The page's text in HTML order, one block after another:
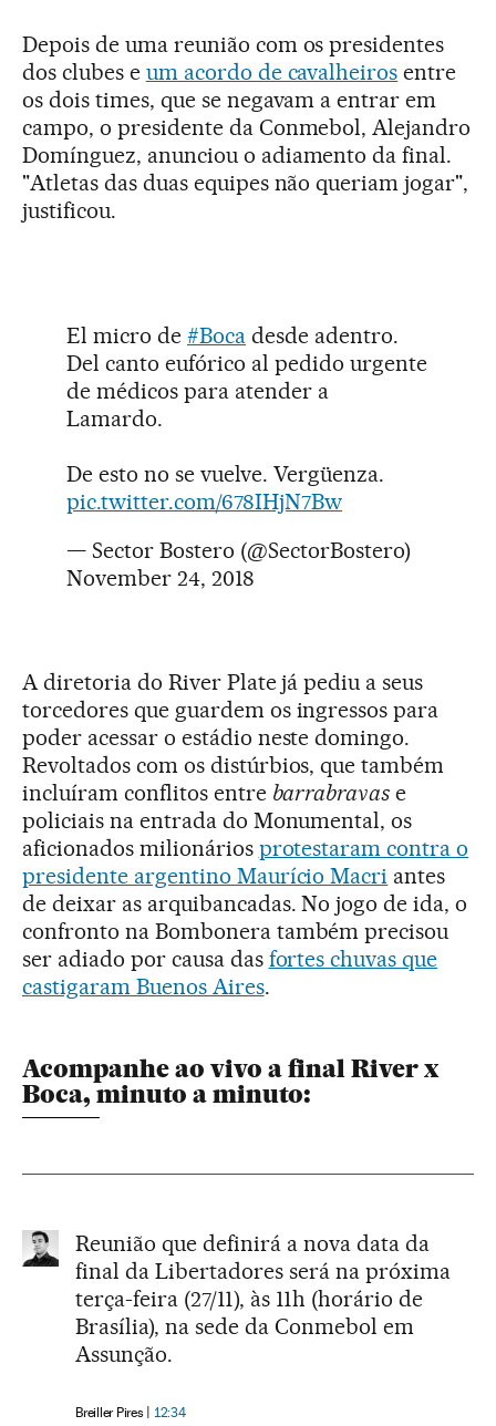
Depois de uma reunião com os presidentes
dos clubes e um acordo de cavalheiros entre
os dois times, que se negavam a entrar em
campo, o presidente da Conmebol, Alejandro
Domínguez, anunciou o adiamento da final.
"Atletas das duas equipes não queriam jogar",
justificou.
El micro de #Boca desde adentro.
Del canto eufórico al pedido urgente
de médicos para atender a
Lamardo.
De esto no se vuelve. Vergüenza.
pic.twitter.com/678IHjN7Bw
— Sector Bostero (@SectorBostero)
November 24, 2018
A diretoria do River Plate já pediu a seus
torcedores que guardem os ingressos para
poder acessar o estádio neste domingo.
Revoltados com os distúrbios, que também
incluíram conflitos entre barrabravas e
policiais na entrada do Monumental, os
aficionados milionários protestaram contra o
presidente argentino Maurício Macri antes
de deixar as arquibancadas. No jogo de ida, o
confronto na Bombonera também precisou
ser adiado por causa das fortes chuvas que
castigaram Buenos Aires.
Acompanhe ao vivo a final River x
Boca, minuto a minuto:
Reunião que definirá a nova data da
final da Libertadores será na próxima
terça-feira (27/11), às 11h (horário de
Brasília), na sede da Conmebol em
Assunção.
Breiller Pires 12:34